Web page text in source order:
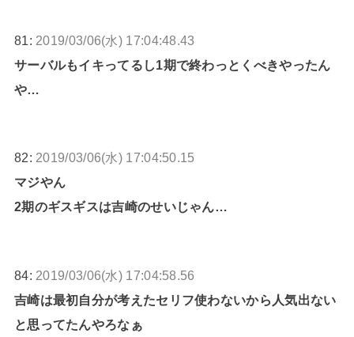
81: 2019/03/06(水) 17:04:48.43
サーバルもイキってるし1期で終わっとくべきやったん
や…
82: 2019/03/06(水) 17:04:50.15
マジやん
2期のギスギスは吉崎のせいじゃん…
84: 2019/03/06(水) 17:04:58.56
吉崎は最初自分が考えたセリフ使わないから人気出ない
と思ってたんやろなぁ